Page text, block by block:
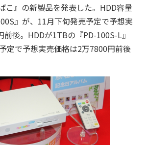
こ』の新製品を発表した。HDD容量
』が、11月下旬発売予定で予想実
後。HDDが1TBの『PD-100S-L』
定で予想実売価格は2万7800円前後